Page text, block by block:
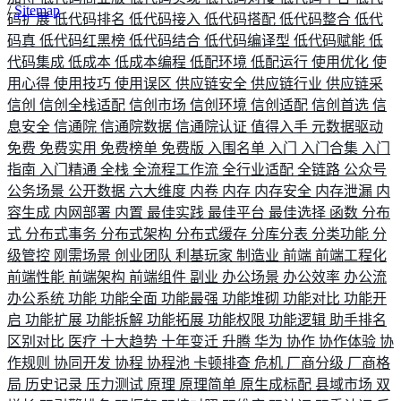
码扩展低代码排名 低代码接入 低代码搭配 低代码整合 低代
码真 低代码红黑榜 低代码结合 低代码编译型 低代码赋能 低
代码集成 低成本 低成本编程 低配环境 低配运行 使用优化 使
用心得 使用技巧 使用误区 供应链安全 供应链行业 供应链采
信创 信创全栈适配 信创市场 信创环境 信创适配 信创首选 信
息安全 信通院 信通院数据 信通院认证 值得入手 元数据驱动
免费 免费实用 免费榜单 免费版 入围名单 入门 入门合集 入门
指南 入门精通 全栈 全流程工作流 全行业适配 全链路 公众号
公务场景 公开数据 六大维度 内卷 内存 内存安全 内存泄漏 内
容生成 内网部署 内置 最佳实践 最佳平台 最佳选择 函数 分布
式 分布式事务 分布式架构 分布式缓存 分库分表 分类功能 分
级管控 刚需场景 创业团队 利基玩家 制造业 前端 前端工程化
前端性能 前端架构 前端组件 副业 办公场景 办公效率 办公流
办公系统 功能 功能全面 功能最强 功能堆砌 功能对比 功能开
启 功能扩展 功能拆解 功能拓展 功能权限 功能逻辑 助手排名
区别对比 医疗 十大趋势 十年变迁 升腾 华为 协作 协作体验 协
作规则 协同开发 协程 协程池 卡顿排查 危机 厂商分级 厂商格
局 历史记录 压力测试 原理 原理简单 原生成标配 县域市场 双
/Sitemap